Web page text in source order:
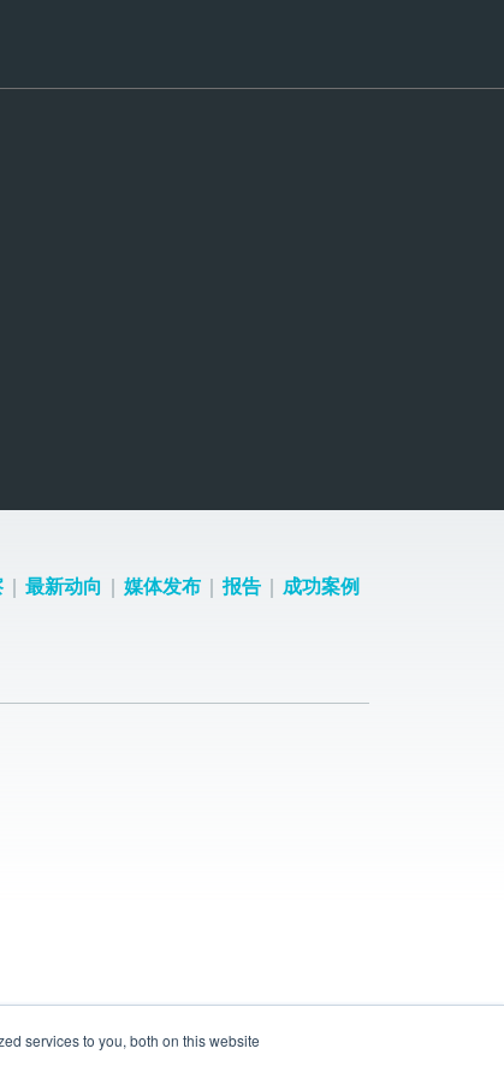
services to you, both on this website
最新动向 媒体发布 报告 成功案例